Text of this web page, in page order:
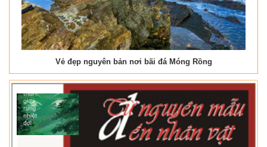
Vẻ đẹp nguyên bản nơi bãi đá Móng Rồng